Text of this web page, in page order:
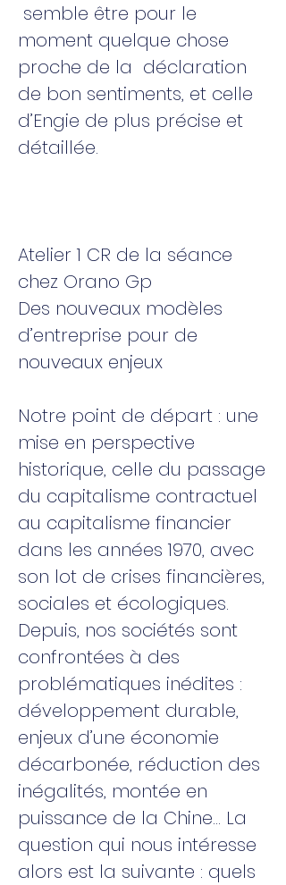
semble être pour le
moment quelque chose
proche de la déclaration
de bon sentiments, et celle
d’Engie de plus précise et
détaillée.
Atelier 1 CR de la séance
chez Orano Gp
Des nouveaux modèles
d’entreprise pour de
nouveaux enjeux
Notre point de départ : une
mise en perspective
historique, celle du passage
du capitalisme contractuel
au capitalisme financier
dans les années 1970, avec
son lot de crises financières,
sociales et écologiques.
Depuis, nos sociétés sont
confrontées à des
problématiques inédites :
développement durable,
enjeux d’une économie
décarbonée, réduction des
inégalités, montée en
puissance de la Chine… La
question qui nous intéresse
alors est la suivante : quels